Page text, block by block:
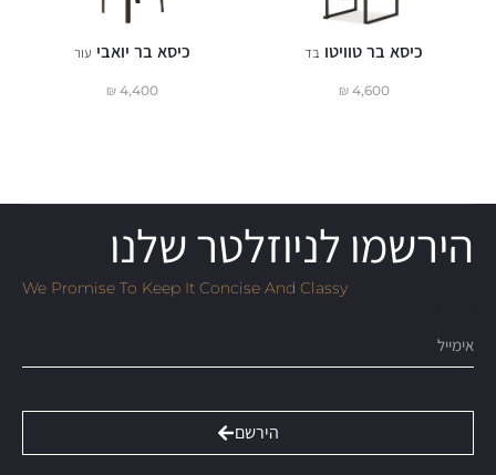
כיסא בר טוויטו בד
4,600
₪
כיסא בר יואבי עור
4,400
₪
הירשמו לניוזלטר שלנו
We Promise To Keep It Concise And Classy
הירשם